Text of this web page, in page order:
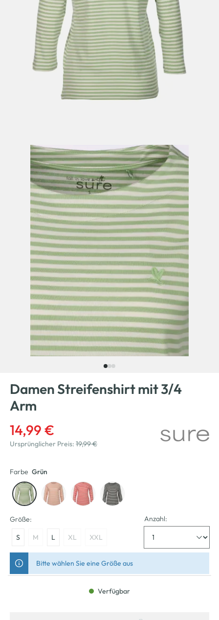
Damen Streifenshirt mit 3/4
Arm
14,99 €
Ursprünglicher Preis: 19,99 €
Farbe Grün
Größe:
S M L XL XXL
Anzahl:
Bitte wählen Sie eine Größe aus
Verfügbar